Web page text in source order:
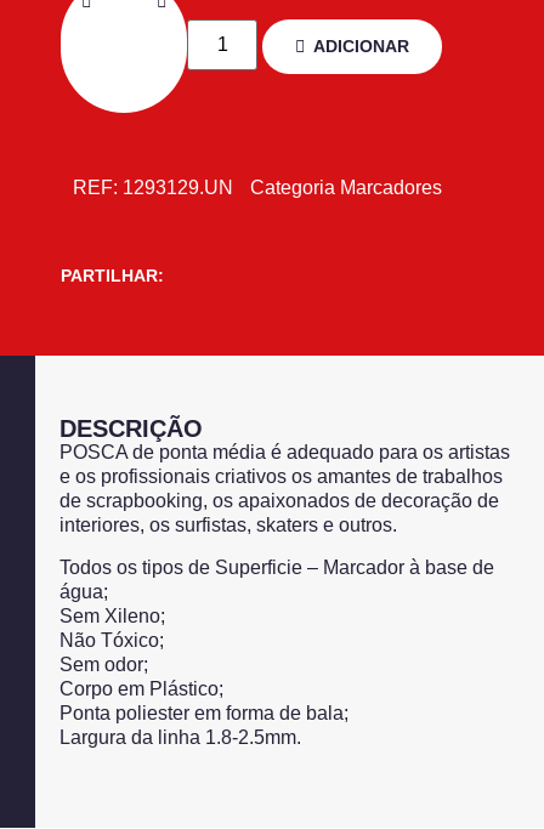
ADICIONAR
REF: 1293129.UN Categoria Marcadores
PARTILHAR:
DESCRIÇÃO
POSCA de ponta média é adequado para os artistas
e os profissionais criativos os amantes de trabalhos
de scrapbooking, os apaixonados de decoração de
interiores, os surfistas, skaters e outros.
Todos os tipos de Superficie – Marcador à base de
água;
Sem Xileno;
Não Tóxico;
Sem odor;
Corpo em Plástico;
Ponta poliester em forma de bala;
Largura da linha 1.8-2.5mm.